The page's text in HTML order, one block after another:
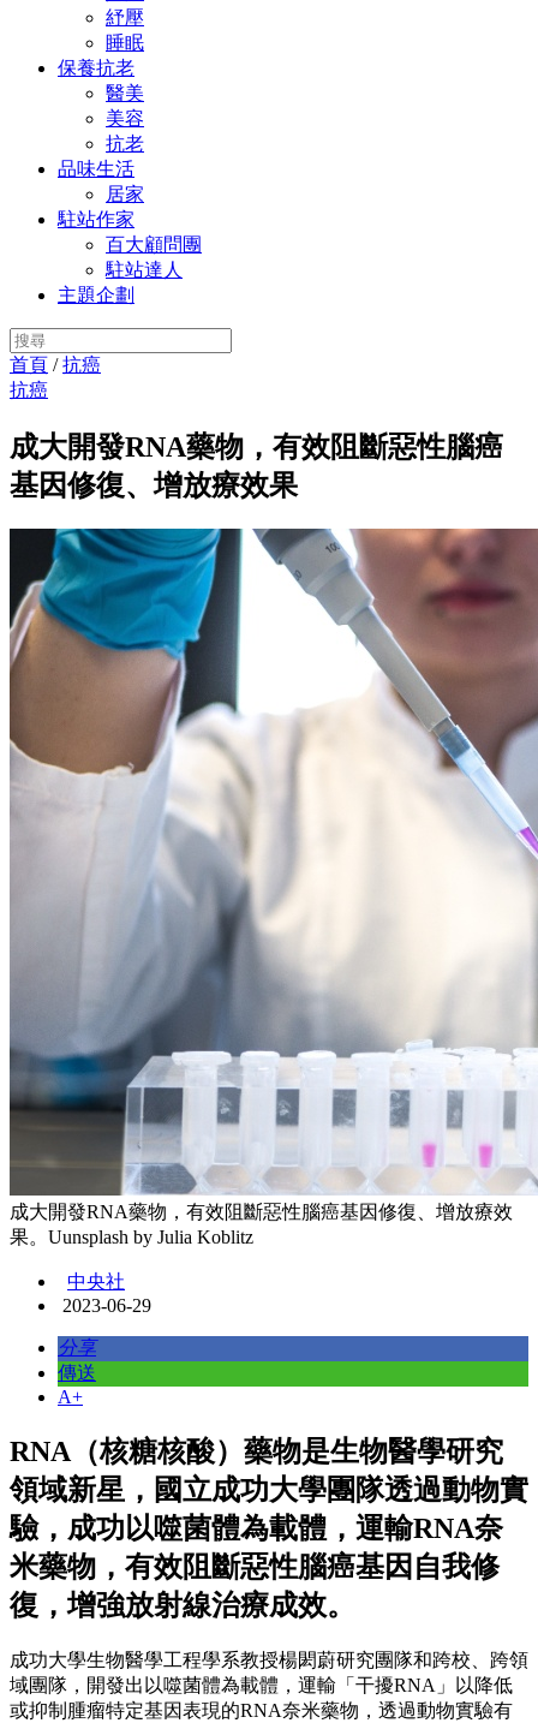
紓壓
睡眠
保養抗老
醫美
美容
抗老
品味生活
居家
駐站作家
百大顧問團
駐站達人
主題企劃
首頁 /抗癌
抗癌
成大開發RNA藥物，有效阻斷惡性腦癌
基因修復、增放療效果
成大開發RNA藥物，有效阻斷惡性腦癌基因修復、增放療效
果。Uunsplash by Julia Koblitz
中央社
2023-06-29
分享
傳送
A+
RNA（核糖核酸）藥物是生物醫學研究
領域新星，國立成功大學團隊透過動物實
驗，成功以噬菌體為載體，運輸RNA奈
米藥物，有效阻斷惡性腦癌基因自我修
復，增強放射線治療成效。
成功大學生物醫學工程學系教授楊閎蔚研究團隊和跨校、跨領
域團隊，開發出以噬菌體為載體，運輸「干擾RNA」以降低
或抑制腫瘤特定基因表現的RNA奈米藥物，透過動物實驗有